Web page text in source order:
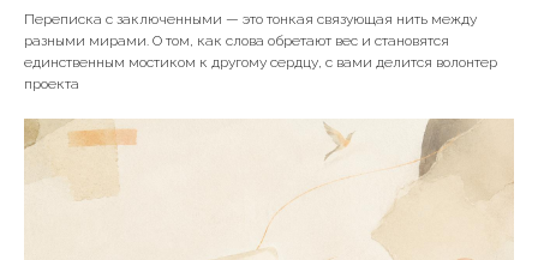
Переписка с заключенными — это тонкая связующая нить между
разными мирами. О том, как слова обретают вес и становятся
единственным мостиком к другому сердцу, с вами делится волонтер
проекта